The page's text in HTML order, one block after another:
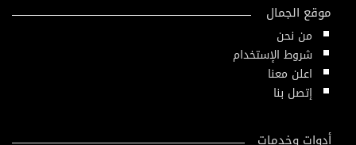
موقع الجمال
من نحن
شروط الإستخدام
اعلن معنا
إتصل بنا
أدوات وخدمات